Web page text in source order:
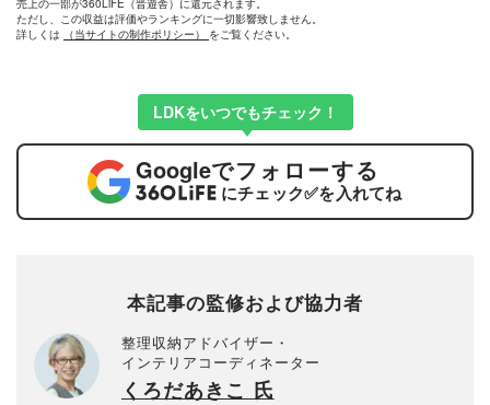
売上の一部が360LiFE（晋遊舎）に還元されます。
ただし、この収益は評価やランキングに一切影響致しません。
詳しくは
（当サイトの制作ポリシー） をご覧ください。
LDKをいつでもチェック！
Googleでフォローする
にチェック✅を入れてね
本記事の監修および協力者
整理収納アドバイザー・
インテリアコーディネーター
くろだあきこ 氏